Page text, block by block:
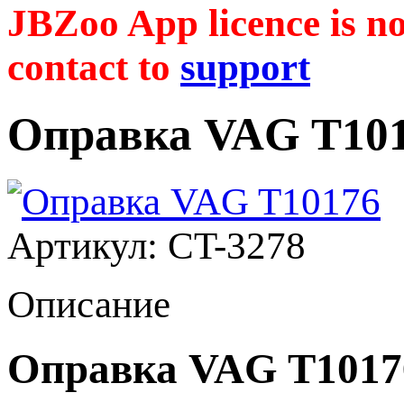
JBZoo App licence is
contact to support
Оправка VAG
Артикул: CT-3278
Описание
Оправка VAG